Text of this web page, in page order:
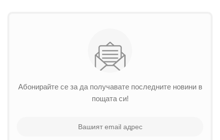
Абонирайте се за да получавате последните новини в
пощата си!